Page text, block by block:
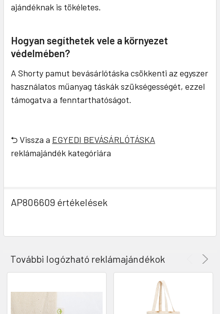
ajándéknak is tökéletes.
Hogyan segíthetek vele a környezet
védelmében?
A Shorty pamut bevásárlótáska csökkenti az egyszer
használatos műanyag táskák szükségességét, ezzel
támogatva a fenntarthatóságot.
⮌ Vissza a EGYEDI BEVÁSÁRLÓTÁSKA
reklámajándék kategóriára
AP806609 értékelések
További logózható reklámajándékok